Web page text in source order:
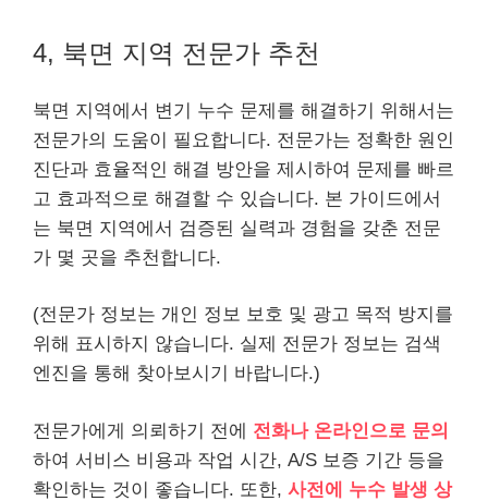
4, 북면 지역 전문가 추천
북면 지역에서 변기 누수 문제를 해결하기 위해서는
전문가의 도움이 필요합니다. 전문가는 정확한 원인
진단과 효율적인 해결 방안을 제시하여 문제를 빠르
고 효과적으로 해결할 수 있습니다. 본 가이드에서
는 북면 지역에서 검증된 실력과 경험을 갖춘 전문
가 몇 곳을 추천합니다.
(전문가 정보는 개인 정보 보호 및 광고 목적 방지를
위해 표시하지 않습니다. 실제 전문가 정보는 검색
엔진을 통해 찾아보시기 바랍니다.)
전문가에게 의뢰하기 전에 전화나 온라인으로 문의
하여 서비스 비용과 작업 시간, A/S 보증 기간 등을
확인하는 것이 좋습니다. 또한, 사전에 누수 발생 상